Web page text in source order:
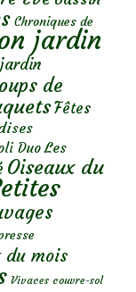
Chroniques de
jardin
de
Fêtes
Duo Les
Oiseaux du
du mois
Vivaces couvre-sol